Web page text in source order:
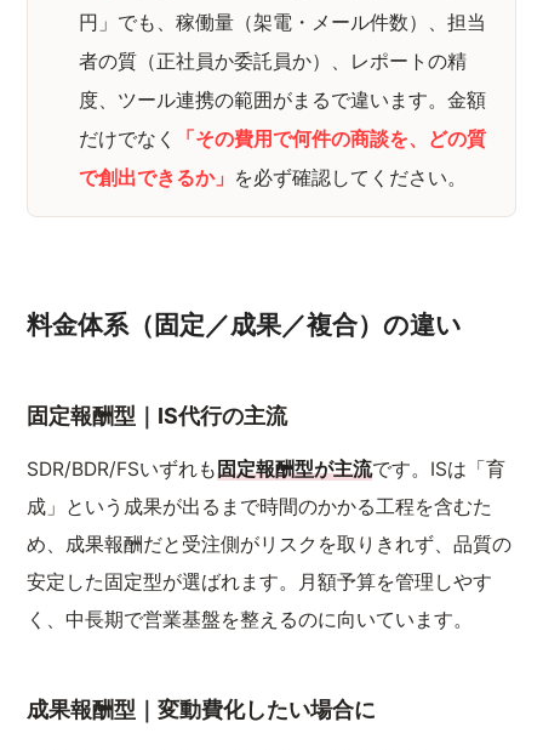
円」でも、稼働量（架電・メール件数）、担当
者の質（正社員か委託員か）、レポートの精
度、ツール連携の範囲がまるで違います。金額
だけでなく
「その費用で何件の商談を、どの質
で創出できるか」 を必ず確認してください。
料金体系（固定／成果／複合）の違い
固定報酬型｜IS代行の主流
SDR/BDR/FSいずれも固定報酬型が主流です。ISは「育
成」という成果が出るまで時間のかかる工程を含むた
め、成果報酬だと受注側がリスクを取りきれず、品質の
安定した固定型が選ばれます。月額予算を管理しやす
く、中長期で営業基盤を整えるのに向いています。
成果報酬型｜変動費化したい場合に